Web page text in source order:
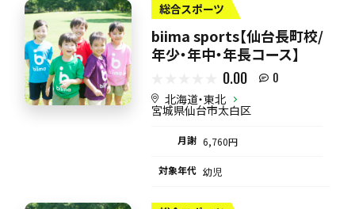
総合スポーツ
biima sports【仙台長町校/
年少・年中・年長コース】
0.00 0
北海道・東北
宮城県仙台市太白区
月謝 6,760円
対象年代 幼児